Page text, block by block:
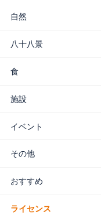
自然
八十八景
食
施設
イベント
その他
おすすめ
ライセンス